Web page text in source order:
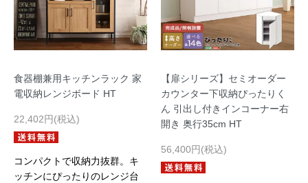
食器棚兼用キッチンラック 家
電収納レンジボード HT
22,402円(税込)
コンパクトで収納力抜群。キ
ッチンにぴったりのレンジ台
【扉シリーズ】セミオーダー
カウンター下収納ぴったりく
ん 引出し付きインコーナー右
開き 奥行35cm HT
56,400円(税込)